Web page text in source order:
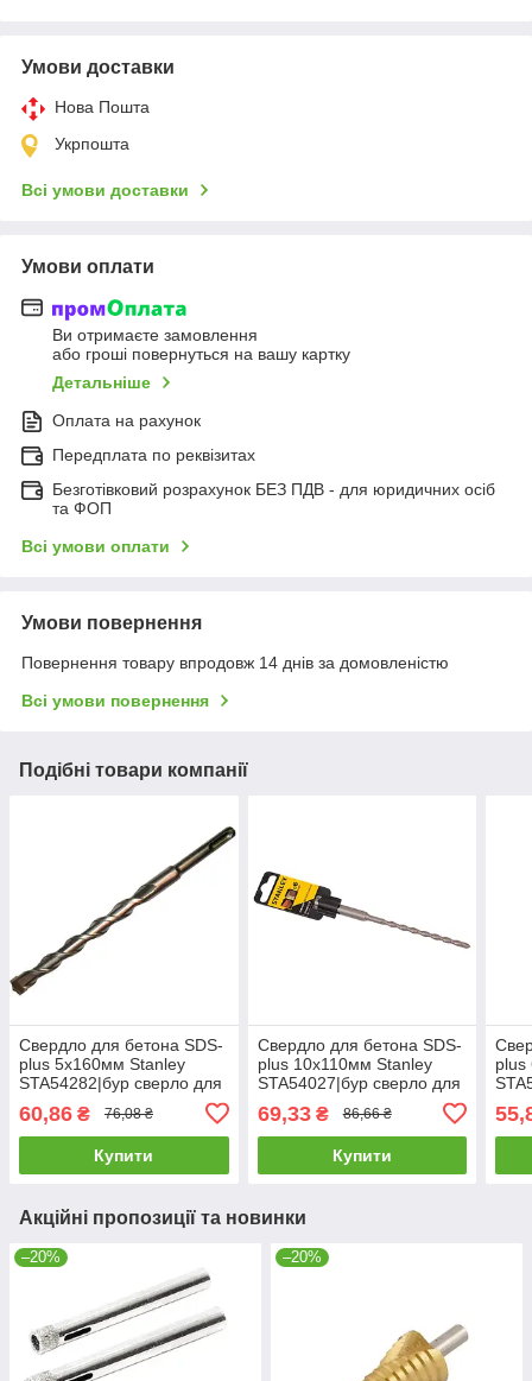
Умови доставки
Нова Пошта
Укрпошта
Всі умови доставки
Умови оплати
Ви отримаєте замовлення
або гроші повернуться на вашу картку
Детальніше
Оплата на рахунок
Передплата по реквізитах
Безготівковий розрахунок БЕЗ ПДВ - для юридичних осіб
та ФОП
Всі умови оплати
Умови повернення
Повернення товару впродовж 14 днів за домовленістю
Всі умови повернення
Подібні товари компанії
Свердло для бетона SDS-
plus 5х160мм Stanley
STA54282|бур сверло для
60,86 ₴ 76,08 ₴
Купити
Свердло для бетона SDS-
plus 10х110мм Stanley
STA54027|бур сверло для
69,33₴ 86,66 ₴
Купити
plus
Акційні пропозиції та новинки
–20% –20%